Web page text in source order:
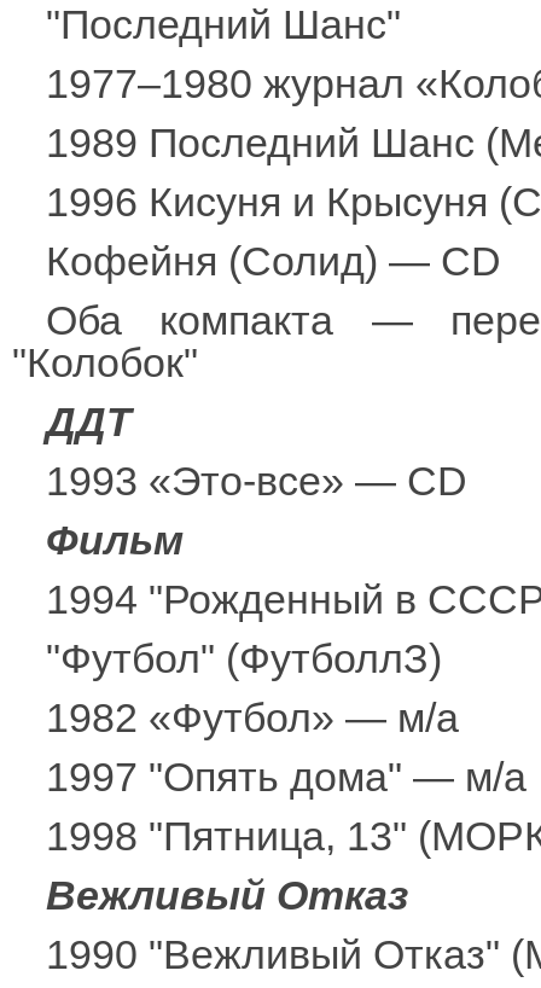
"Последний Шанс"
1977–1980 журнал
1989 Последний Шанс
1996 Кисуня и Крысуня
Кофейня (Солид) — CD
Оба компакта —
"Колобок"
ДДТ
1993 «Это-все» — CD
Фильм
1994 "Рожденный в
"Футбол" (ФутболлЗ)
1982 «Футбол» — м/а
1997 "Опять дома" — м/а
1998 "Пятница, 13"
Вежливый Отказ
1990 "Вежливый Отказ"